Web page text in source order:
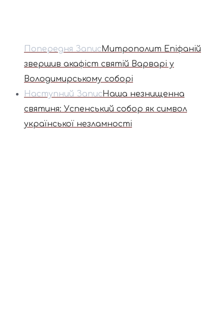
Попередня ЗаписМитрополит Епіфаній
звершив акафіст святій Варварі у
Володимирському соборі
Наступний ЗаписНаша незнищенна
святиня: Успенський собор як символ
української незламності